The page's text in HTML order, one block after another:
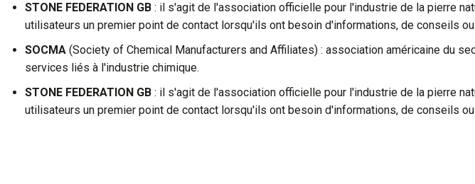
STONE FEDERATION GB : il s'agit de l'association officielle pour l'industrie de la pierre
utilisateurs un premier point de contact lorsqu'ils ont besoin d'informations, de conseils
SOCMA (Society of Chemical Manufacturers and Affiliates) : association américaine du
services liés à l'industrie chimique.
STONE FEDERATION GB : il s'agit de l'association officielle pour l'industrie de la pierre
utilisateurs un premier point de contact lorsqu'ils ont besoin d'informations, de conseils